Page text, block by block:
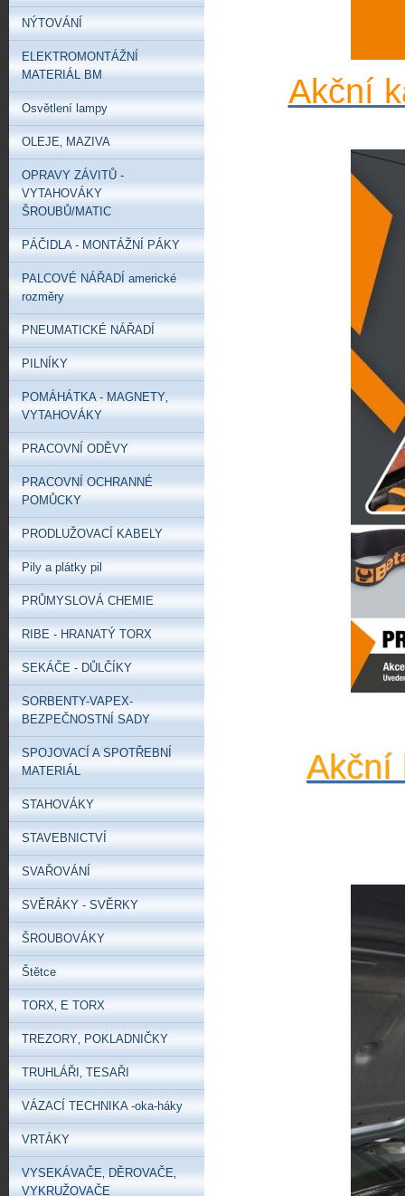
Akční
Akční
NÝTOVÁNÍ
ELEKTROMONTÁŽNÍ
MATERIÁL BM
Osvětlení lampy
OLEJE‚ MAZIVA
OPRAVY ZÁVITŮ -
VYTAHOVÁKY
ŠROUBŮ/MATIC
PÁČIDLA - MONTÁŽNÍ PÁKY
PALCOVÉ NÁŘADÍ americké
rozměry
PNEUMATICKÉ NÁŘADÍ
PILNÍKY
POMÁHÁTKA - MAGNETY‚
VYTAHOVÁKY
PRACOVNÍ ODĚVY
PRACOVNÍ OCHRANNÉ
POMŮCKY
PRODLUŽOVACÍ KABELY
Pily a plátky pil
PRŮMYSLOVÁ CHEMIE
RIBE - HRANATÝ TORX
SEKÁČE - DŮLČÍKY
SORBENTY-VAPEX-
BEZPEČNOSTNÍ SADY
SPOJOVACÍ A SPOTŘEBNÍ
MATERIÁL
STAHOVÁKY
STAVEBNICTVÍ
SVAŘOVÁNÍ
SVĚRÁKY - SVĚRKY
ŠROUBOVÁKY
Štětce
TORX‚ E TORX
TREZORY‚ POKLADNIČKY
TRUHLÁŘI‚ TESAŘI
VÁZACÍ TECHNIKA -oka-háky
VRTÁKY
VYSEKÁVAČE‚ DĚROVAČE‚
VYKRUŽOVAČE